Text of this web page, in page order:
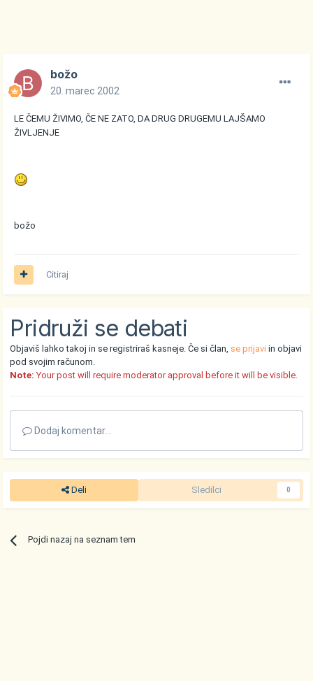
božo
20. marec 2002
LE ČEMU ŽIVIMO, ČE NE ZATO, DA DRUG DRUGEMU LAJŠAMO
ŽIVLJENJE
božo
Citiraj
Pridruži se debati
Objaviš lahko takoj in se registriraš kasneje. Če si član, se prijavi in objavi
pod svojim računom.
Note: Your post will require moderator approval before it will be visible.
Dodaj komentar...
Deli Sledilci 0
Pojdi nazaj na seznam tem